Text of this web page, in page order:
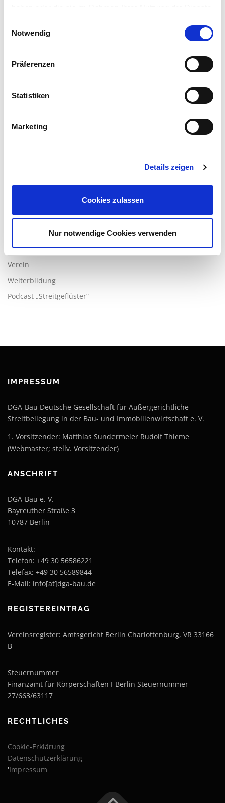
Cookies, wenn Sie unsere Webseite weiterhin nutzen.
Notwendig
Präferenzen
Statistiken
Marketing
Details zeigen
Cookies zulassen
Nur notwendige Cookies verwenden
Mitglied oder Streitlöser werden
MEHR ZUM THEMA …
Arbeitskreise
Kongresse
Verein
Weiterbildung
Podcast „Streitgeflüster“
IMPRESSUM
DGA-Bau Deutsche Gesellschaft für Außergerichtliche
Streitbeilegung in der Bau- und Immobilienwirtschaft e. V.
1. Vorsitzender: Matthias Sundermeier Rudolf Thieme
(Webmaster; stellv. Vorsitzender)
ANSCHRIFT
DGA-Bau e. V.
Bayreuther Straße 3
10787 Berlin
Kontakt:
Telefon: +49 30 56586221
Telefax: +49 30 56589844
E-Mail: info[at]dga-bau.de
REGISTEREINTRAG
Vereinsregister: Amtsgericht Berlin Charlottenburg, VR 33166
B
Steuernummer
Finanzamt für Körperschaften I Berlin Steuernummer
27/663/63117
RECHTLICHES
Cookie-Erklärung
Datenschutzerklärung
'Impressum